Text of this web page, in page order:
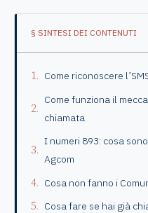
§ SINTESI DEI CONTENUTI
Come riconoscere
Come funziona il
chiamata
I numeri 893: cosa
Agcom
Cosa non fanno i
Cosa fare se hai già